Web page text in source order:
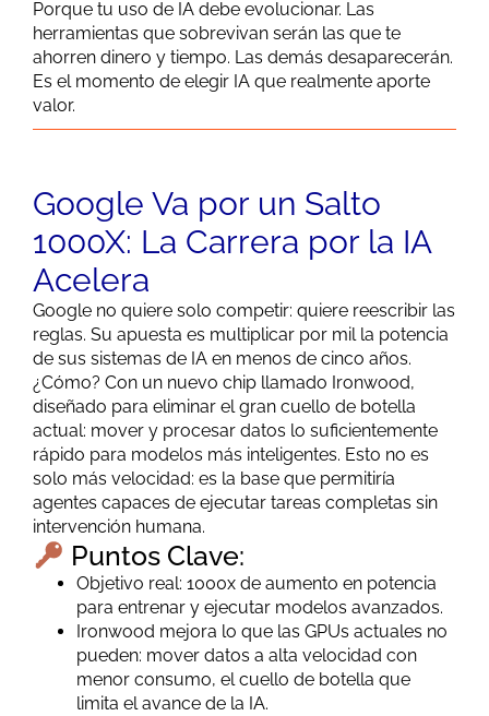
Porque tu uso de IA debe evolucionar. Las
herramientas que sobrevivan serán las que te
ahorren dinero y tiempo. Las demás desaparecerán.
Es el momento de elegir IA que realmente aporte
valor.
Google Va por un Salto
1000X: La Carrera por la IA
Acelera
Google no quiere solo competir: quiere reescribir las
reglas. Su apuesta es multiplicar por mil la potencia
de sus sistemas de IA en menos de cinco años.
¿Cómo? Con un nuevo chip llamado Ironwood,
diseñado para eliminar el gran cuello de botella
actual: mover y procesar datos lo suficientemente
rápido para modelos más inteligentes. Esto no es
solo más velocidad: es la base que permitiría
agentes capaces de ejecutar tareas completas sin
intervención humana.
Puntos Clave:
Objetivo real: 1000x de aumento en potencia
para entrenar y ejecutar modelos avanzados.
Ironwood mejora lo que las GPUs actuales no
pueden: mover datos a alta velocidad con
menor consumo, el cuello de botella que
limita el avance de la IA.